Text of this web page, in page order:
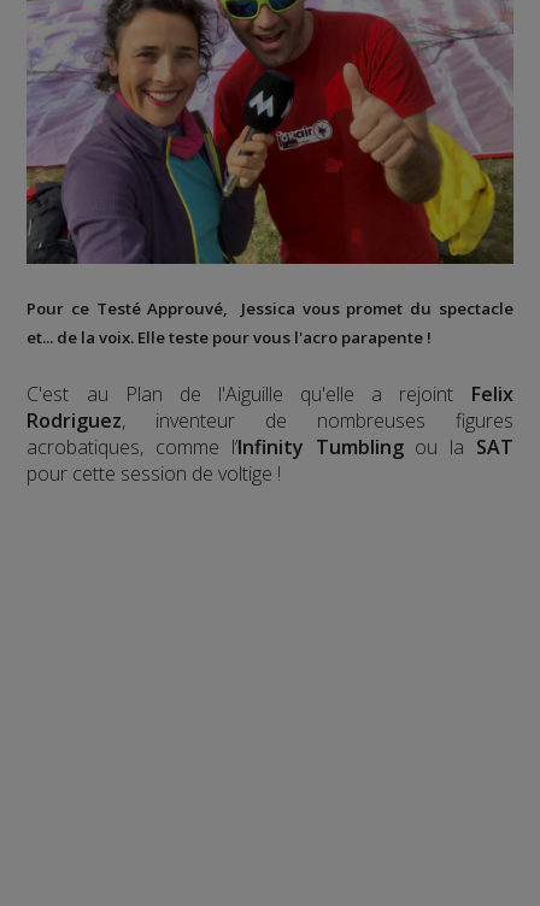
Pour ce Testé Approuvé, Jessica vous promet du spectacle
et... de la voix. Elle teste pour vous l'acro parapente !
C'est au Plan de l'Aiguille qu'elle a rejoint Felix
Rodriguez, inventeur de nombreuses figures
acrobatiques, comme l’Infinity Tumblingou la SAT
pour cette session de voltige !